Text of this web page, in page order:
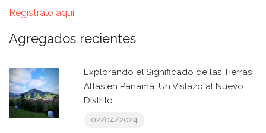
Regístralo aquí
Agregados recientes
Explorando el Significado de las Tierras
Altas en Panamá: Un Vistazo al Nuevo
Distrito
02/04/2024